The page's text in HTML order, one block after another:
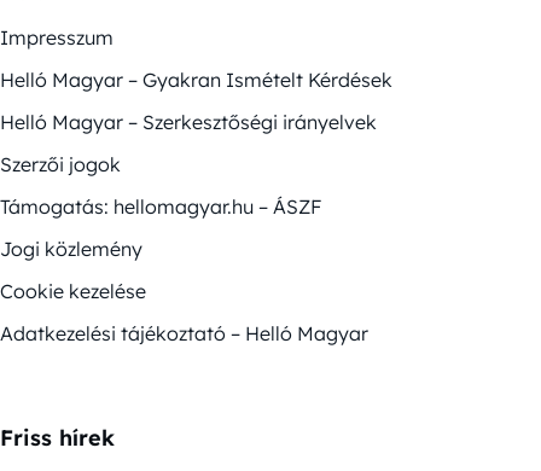
Impresszum
Helló Magyar – Gyakran Ismételt Kérdések
Helló Magyar – Szerkesztőségi irányelvek
Szerzői jogok
Támogatás: hellomagyar.hu – ÁSZF
Jogi közlemény
Cookie kezelése
Adatkezelési tájékoztató – Helló Magyar
Friss hírek